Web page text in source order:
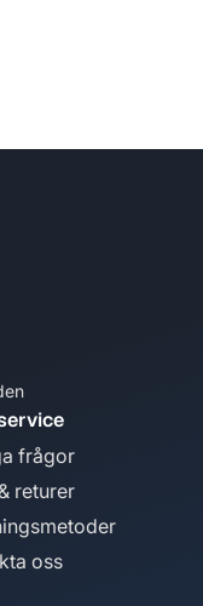
frågor
returer
oss